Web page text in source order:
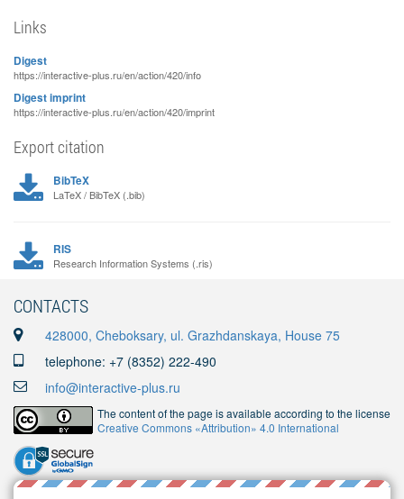
Links
Digest
https://interactive-plus.ru/en/action/420/info
Digest imprint
https://interactive-plus.ru/en/action/420/imprint
Export citation
BibTeX
LaTeX / BibTeX (.bib)
RIS
Research Information Systems (.ris)
CONTACTS
428000, Cheboksary, ul. Grazhdanskaya, House 75
telephone: +7 (8352) 222-490
info@interactive-plus.ru
The content of the page is available according to the license
Creative Commons «Attribution» 4.0 International